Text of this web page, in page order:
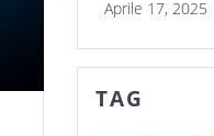
Aprile 17, 2025
TAG